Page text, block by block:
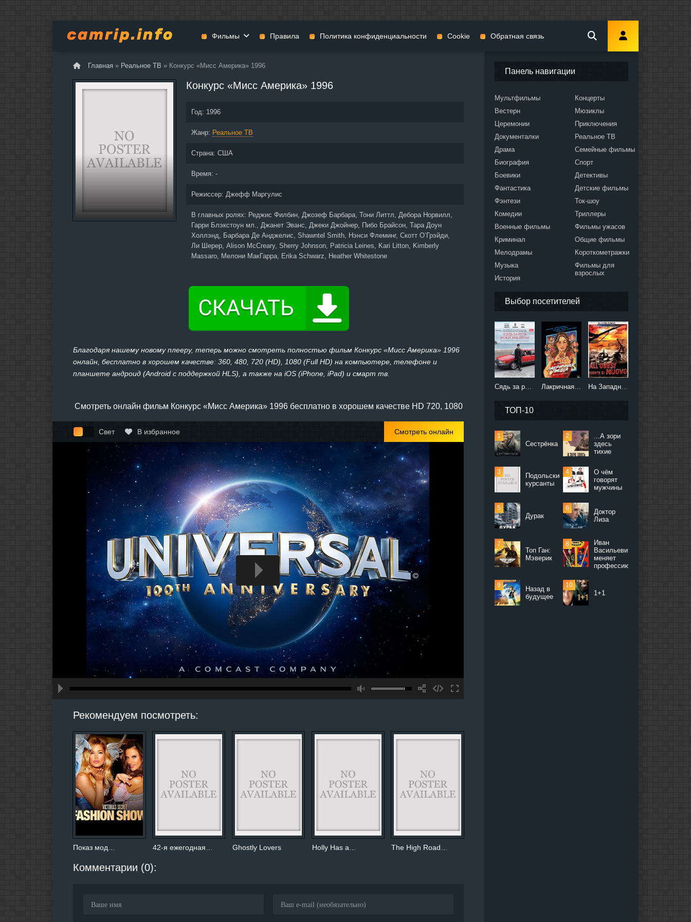
Главная » Реальное ТВ » Конкурс «Мисс Америка» 1996
Конкурс «Мисс Америка» 1996
Год: 1996
Жанр: Реальное ТВ
Страна: США
Время: -
Режиссер: Джефф Маргулис
В главных ролях: Реджис Филбин, Джозеф Барбара, Тони Литтл, Дебора Норвилл,
Гарри Блэкстоун мл., Джанет Эванс, Джеки Джойнер, Пибо Брайсон, Тара Доун
Холлэнд, Барбара Де Анджелис, Shawntel Smith, Нэнси Флеминг, Скотт О’Грэйди,
Ли Шерер, Alison McCreary, Sherry Johnson, Patricia Leines, Kari Litton, Kimberly
Massaro, Мелони МакГарра, Erika Schwarz, Heather Whitestone
Благодаря нашему новому плееру, теперь можно смотреть полностью фильм Конкурс «Мисс Америка» 1996
онлайн, бесплатно в хорошем качестве: 360, 480, 720 (HD), 1080 (Full HD) на компьютере, телефоне и
планшете андроид (Android с поддержкой HLS), а также на iOS (iPhone, iPad) и смарт тв.
Смотреть онлайн фильм Конкурс «Мисс Америка» 1996 бесплатно в хорошем качестве HD 720, 1080
Свет В избранное Смотреть онлайн
Рекомендуем посмотреть:
Показ мод… 42-я ежегодная… Ghostly Lovers Holly Has a… The High Road…
Комментарии (0):
Панель навигации
Мультфильмы
Вестерн
Церемонии
Документалки
Драма
Биография
Боевики
Фантастика
Фэнтези
Комедии
Военные фильмы
Криминал
Мелодрамы
Музыка
История
Концерты
Мюзиклы
Приключения
Реальное ТВ
Семейные фильмы
Спорт
Детективы
Детские фильмы
Ток-шоу
Триллеры
Фильмы ужасов
Общие фильмы
Короткометражки
Фильмы для
взрослых
Выбор посетителей
Сядь за руль моей машины (2021) Лакричная пицца (2021) На Западном фронте без перемен (2022)
ТОП-10
Сестрёнка
...А зори
здесь
тихие
Подольские
курсанты
О чём
говорят
мужчины
Дурак
Доктор
Лиза
Топ Ган:
Мэверик
Иван
Васильевич
меняет
профессию
Назад в
будущее
1+1
Фильмы
Вестерн
Драма
Фантастика
Общие фильмы
Правила Политика конфиденциальности Cookie Обратная связь